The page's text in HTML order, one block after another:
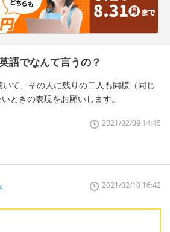
語でなんて言うの？
て、その人に残りの二人も同様（同じ
ときの表現をお願いします。
2021/02/09 14:45
2021/02/10 16:42